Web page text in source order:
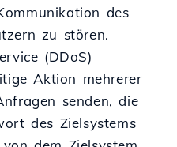
des
zu stören.
(DDoS)
Aktion mehrerer
senden, die
des Zielsystems